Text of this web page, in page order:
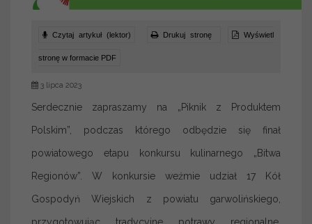
Czytaj artykuł (lektor) Drukuj stronę Wyświetl
stronę w formacie PDF
3 lipca 2023
Serdecznie zapraszamy na „Piknik z Produktem
Polskim”, podczas którego odbędzie się finał
powiatowego etapu konkursu kulinarnego „Bitwa
Regionów”. W konkursie weźmie udział 17 Kół
Gospodyń Wiejskich z powiatu garwolińskiego,
przygotowując tradycyjne potrawy regionalne.